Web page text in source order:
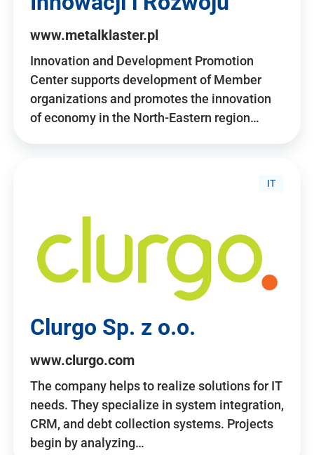
www.metalklaster.pl
Innovation and Development Promotion
Center supports development of Member
organizations and promotes the innovation
of economy in the North-Eastern region…
IT
Clurgo Sp. z o.o.
www.clurgo.com
The company helps to realize solutions for IT
needs. They specialize in system integration,
CRM, and debt collection systems. Projects
begin by analyzing…